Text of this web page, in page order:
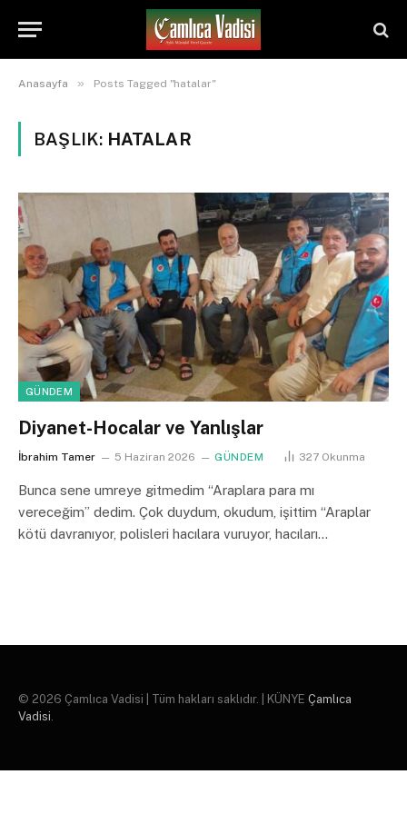
Anasayfa » Posts Tagged "hatalar"
BAŞLIK: HATALAR
GÜNDEM
Diyanet-Hocalar ve Yanlışlar
İbrahim Tamer 5 Haziran 2026 GÜNDEM 327 Okunma
Bunca sene umreye gitmedim “Araplara para mı
vereceğim” dedim. Çok duydum, okudum, işittim “Araplar
kötü davranıyor, polisleri hacılara vuruyor, hacıları…
© 2026 Çamlıca Vadisi | Tüm hakları saklıdır. | KÜNYE Çamlıca
Vadisi